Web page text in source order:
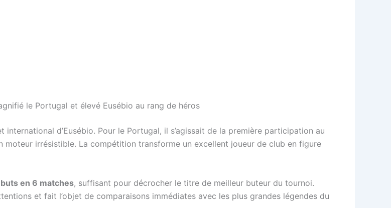
le Portugal et élevé Eusébio au rang de héros
d’Eusébio. Pour le Portugal, il s’agissait de la première participation au
moteur irrésistible. La compétition transforme un excellent joueur de club en figure
en 6 matches, suffisant pour décrocher le titre de meilleur buteur du tournoi.
et fait l’objet de comparaisons immédiates avec les plus grandes légendes du